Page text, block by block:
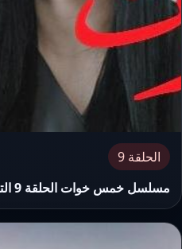
الحلقة 9
مسلسل خمس خوات الحلقة 9 التاسعة HD